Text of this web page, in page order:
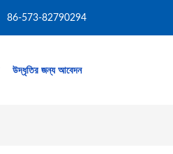
86-573-82790294
উদ্ধৃতির জন্য আবেদন